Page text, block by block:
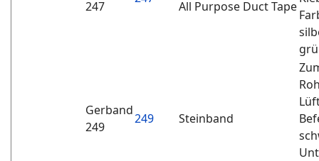
247
All Purpose Duct Tape
Gerband
249
249 Steinband